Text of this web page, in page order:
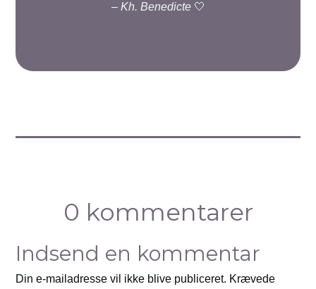
– Kh. Benedicte🤍
0 kommentarer
Indsend en kommentar
Din e-mailadresse vil ikke blive publiceret. Krævede